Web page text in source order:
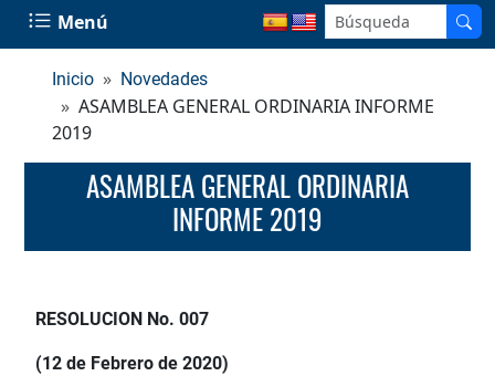
Menú
Inicio Novedades
ASAMBLEA GENERAL ORDINARIA INFORME
2019
ASAMBLEA GENERAL ORDINARIA
INFORME 2019
RESOLUCION No. 007
(12 de Febrero de 2020)